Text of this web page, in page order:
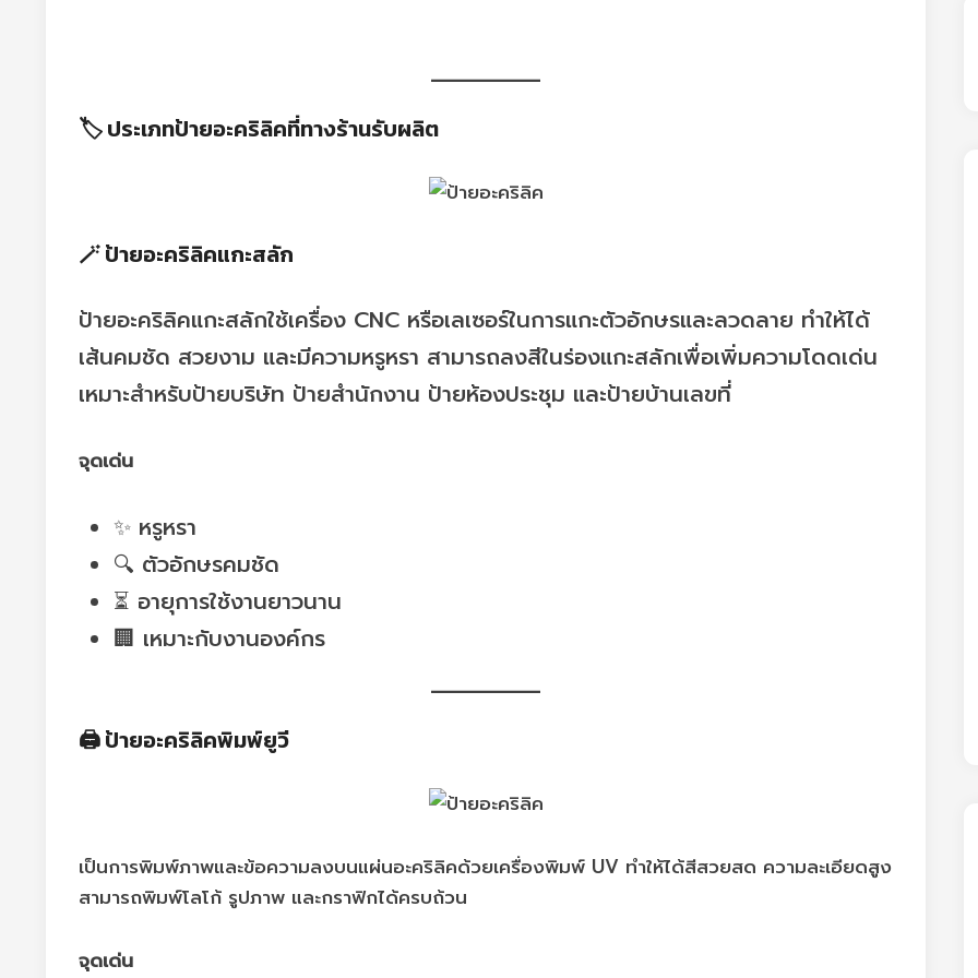
🏷️ ประเภทป้ายอะคริลิคที่ทางร้านรับผลิต
🪄 ป้ายอะคริลิคแกะสลัก
ป้ายอะคริลิคแกะสลักใช้เครื่อง CNC หรือเลเซอร์ในการแกะตัวอักษรและลวดลาย ทำให้ได้
เส้นคมชัด สวยงาม และมีความหรูหรา สามารถลงสีในร่องแกะสลักเพื่อเพิ่มความโดดเด่น
เหมาะสำหรับป้ายบริษัท ป้ายสำนักงาน ป้ายห้องประชุม และป้ายบ้านเลขที่
จุดเด่น
✨ หรูหรา
🔍 ตัวอักษรคมชัด
⏳ อายุการใช้งานยาวนาน
🏢 เหมาะกับงานองค์กร
🖨️ ป้ายอะคริลิคพิมพ์ยูวี
เป็นการพิมพ์ภาพและข้อความลงบนแผ่นอะคริลิคด้วยเครื่องพิมพ์ UV ทำให้ได้สีสวยสด ความละเอียดสูง
สามารถพิมพ์โลโก้ รูปภาพ และกราฟิกได้ครบถ้วน
จุดเด่น